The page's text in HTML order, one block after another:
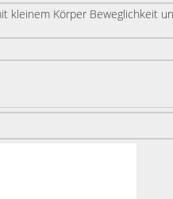
Körper Beweglichkeit